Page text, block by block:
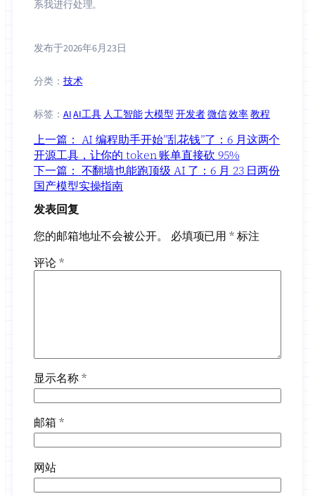
系我进行处理。
发布于2026年6月23日
分类： 技术
标签： AIAI工具 人工智能大模型 开发者微信效率教程
上一篇： AI 编程助手开始”乱花钱”了：6 月这两个
开源工具，让你的 token 账单直接砍 95%
下一篇： 不翻墙也能跑顶级 AI 了：6 月 23 日两份
国产模型实操指南
发表回复
您的邮箱地址不会被公开。
必填项已用*标注
评论*
显示名称*
邮箱 *
网站